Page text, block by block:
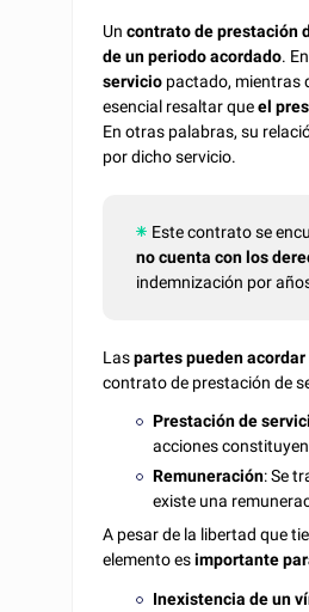
Uncontrato de prestación
de un periodo acordado.
servicio pactado, mientras
esencial resaltar queel
En otras palabras, su
por dicho servicio.
Este contrato se
no cuenta con los
indemnización por
Laspartes pueden
contrato de prestación de
Prestación de
acciones
Remuneración: Se
existe una
A pesar de la libertad que
elemento esimportante
Inexistencia de un